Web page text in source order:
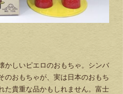
かしいピエロのおもちゃ。シンバ
のおもちゃが、実は日本のおもち
た貴重な品かもしれません。富士